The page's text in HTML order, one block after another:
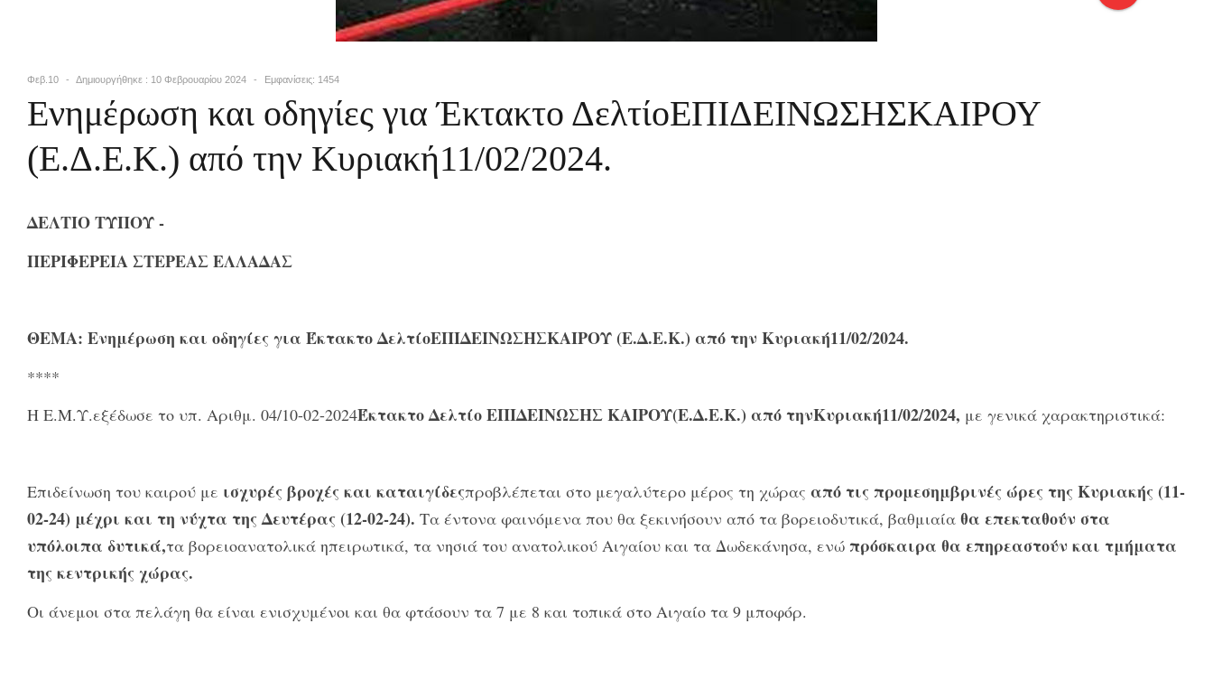
Φεβ.10 Δημιουργήθηκε : 10 Φεβρουαρίου 2024 Εμφανίσεις: 1454
Ενημέρωση και οδηγίες για Έκτακτο ΔελτίοΕΠΙΔΕΙΝΩΣΗΣΚΑΙΡΟΥ
(Ε.Δ.Ε.Κ.) από την Κυριακή11/02/2024.
ΔΕΛΤΙΟ ΤΥΠΟΥ -
ΠΕΡΙΦΕΡΕΙΑ ΣΤΕΡΕΑΣ ΕΛΛΑΔΑΣ
ΘΕΜΑ: Ενημέρωση και οδηγίες για Έκτακτο ΔελτίοΕΠΙΔΕΙΝΩΣΗΣΚΑΙΡΟΥ (Ε.Δ.Ε.Κ.) από την Κυριακή11/02/2024.
****
Η Ε.Μ.Υ.εξέδωσε το υπ. Αριθμ. 04/10-02-2024Έκτακτο Δελτίο ΕΠΙΔΕΙΝΩΣΗΣ ΚΑΙΡΟΥ(Ε.Δ.Ε.Κ.) από τηνΚυριακή11/02/2024, με γενικά χαρακτηριστικά:
Επιδείνωση του καιρού με ισχυρές βροχές και καταιγίδεςπροβλέπεται στο μεγαλύτερο μέρος τη χώρας από τις προμεσημβρινές ώρες της Κυριακής (11-
02-24) μέχρι και τη νύχτα της Δευτέρας (12-02-24). Τα έντονα φαινόμενα που θα ξεκινήσουν από τα βορειοδυτικά, βαθμιαία θα επεκταθούν στα
υπόλοιπα δυτικά,τα βορειοανατολικά ηπειρωτικά, τα νησιά του ανατολικού Αιγαίου και τα Δωδεκάνησα, ενώ πρόσκαιρα θα επηρεαστούν και τμήματα
της κεντρικής χώρας.
Οι άνεμοι στα πελάγη θα είναι ενισχυμένοι και θα φτάσουν τα 7 με 8 και τοπικά στο Αιγαίο τα 9 μποφόρ.